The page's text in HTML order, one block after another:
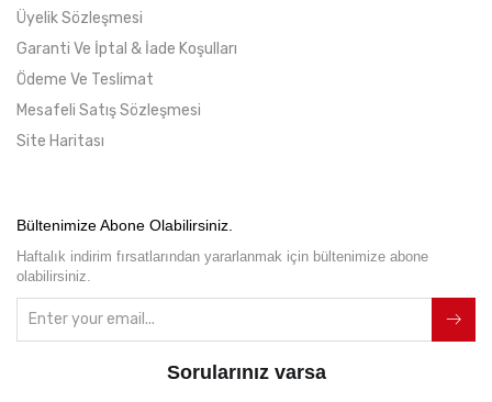
Üyelik Sözleşmesi
Garanti Ve İptal & İade Koşulları
Ödeme Ve Teslimat
Mesafeli Satış Sözleşmesi
Site Haritası
Bültenimize Abone Olabilirsiniz.
Haftalık indirim fırsatlarından yararlanmak için bültenimize abone
olabilirsiniz.
Sorularınız varsa